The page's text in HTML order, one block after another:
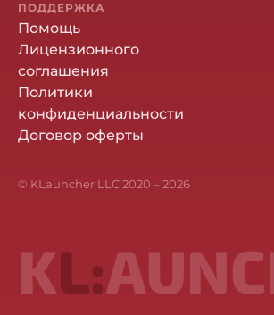
ПОДДЕРЖКА
Помощь
Лицензионного
соглашения
Политики
конфиденциальности
Договор оферты
© KLauncher LLC 2020 –2026
KL: